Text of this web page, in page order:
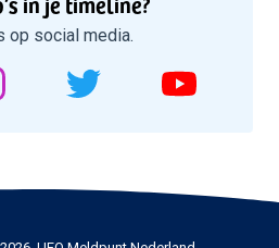
op social media.